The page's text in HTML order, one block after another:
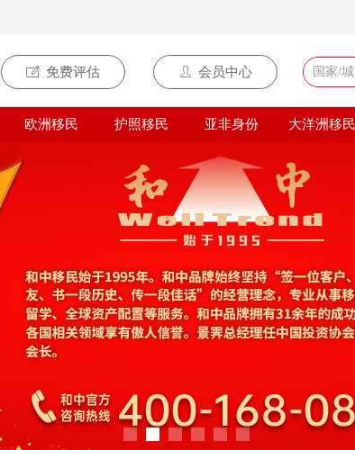
ꂐ 免费评估 ꄑ 会员中心
欧洲移民 护照移民 亚非身份 大洋洲移民